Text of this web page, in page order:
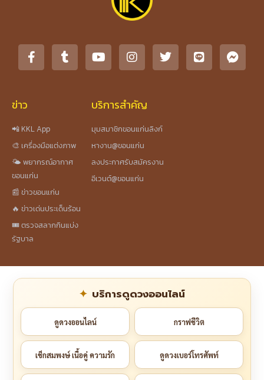
ข่าว
📲 KKL App
🎨 เครื่องมือแต่งภาพ
🌤️ พยากรณ์อากาศ
ขอนแก่น
📰 ข่าวขอนแก่น
🔥 ข่าวเด่นประเด็นร้อน
🎟️ ตรวจสลากกินแบ่ง
รัฐบาล
บริการสำคัญ
มุมสมาชิกขอนแก่นลิงก์
หางาน@ขอนแก่น
ลงประกาศรับสมัครงาน
อีเวนต์@ขอนแก่น
บริการดูดวงออนไลน์
ดูดวงออนไลน์ กราฟชีวิต
เช็กสมพงษ์ เนื้อคู่ ความรัก ดูดวงเบอร์โทรศัพท์